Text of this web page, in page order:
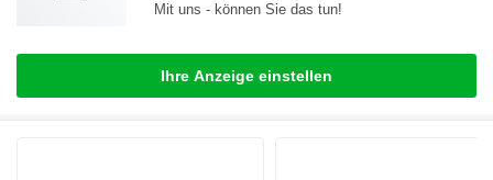
Mit uns - können Sie das tun!
Ihre Anzeige einstellen